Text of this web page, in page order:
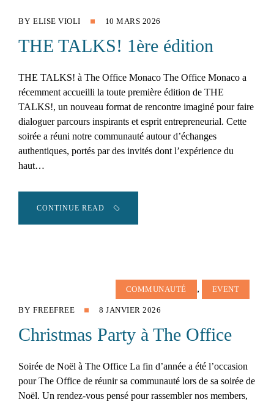
BY ELISE VIOLI 10 MARS 2026
THE TALKS! 1ère édition
THE TALKS! à The Office Monaco The Office Monaco a
récemment accueilli la toute première édition de THE
TALKS!, un nouveau format de rencontre imaginé pour faire
dialoguer parcours inspirants et esprit entrepreneurial. Cette
soirée a réuni notre communauté autour d’échanges
authentiques, portés par des invités dont l’expérience du
haut…
CONTINUE READ
COMMUNAUTÉ , EVENT
BY FREEFREE 8 JANVIER 2026
Christmas Party à The Office
Soirée de Noël à The Office La fin d’année a été l’occasion
pour The Office de réunir sa communauté lors de sa soirée de
Noël. Un rendez-vous pensé pour rassembler nos members,